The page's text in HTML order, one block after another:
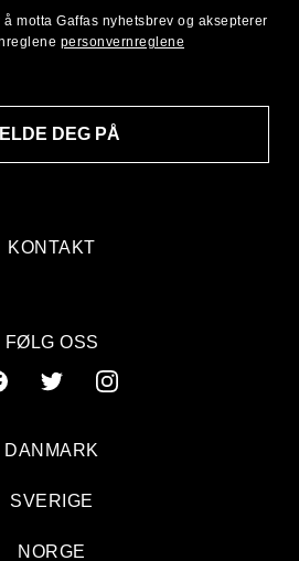
KONTAKT
DEG PÅ
motta Gaffas nyhetsbrev og aksepterer
personvernreglene
FØLG OSS
DANMARK
SVERIGE
NORGE